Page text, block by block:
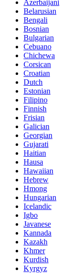
Azerbaijani
Belarusian
Bengali
Bosnian
Bulgarian
Cebuano
Chichewa
Corsican
Croatian
Dutch
Estonian
Filipino
Finnish
Frisian
Galician
Georgian
Gujarati
Haitian
Hausa
Hawaiian
Hebrew
Hmong
Hungarian
Icelandic
Igbo
Javanese
Kannada
Kazakh
Khmer
Kurdish
Kyrgyz